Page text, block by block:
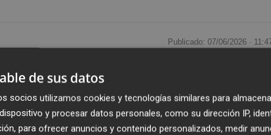
Publicado: 07/06/2026 ·
próximo 9 de junio, festividad del Día de la Región de
horarios y emplazamientos habituales. Así lo ha
del Ayuntamiento de Murcia, que dirige Jesús
de sus datos
socios utilizamos cookies y tecnologías similares para
y procesar datos personales, como su dirección IP,
para ofrecer anuncios y contenido personalizados, medir